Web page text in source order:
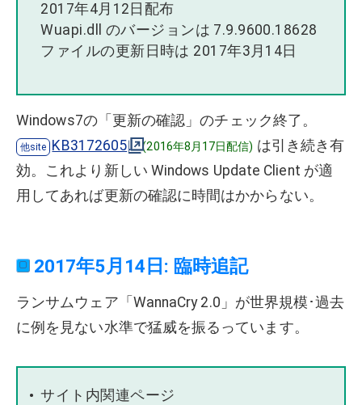
2017年4月12日配布
Wuapi.dll のバージョンは 7.9.9600.18628
ファイルの更新日時は 2017年3月14日
Windows7の「更新の確認」のチェック終了。
KB3172605
(2016年8月17日配信) は引き続き有
効。これより新しい Windows Update Client が適
用してあれば更新の確認に時間はかからない。
2017年5月14日: 臨時追記
ランサムウェア「WannaCry 2.0」が世界規模･過去
に例を見ない水準で猛威を振るっています。
サイト内関連ページ